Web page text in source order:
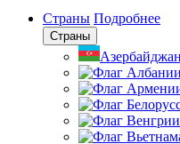
Страны Подробнее
Страны
Азербайджан